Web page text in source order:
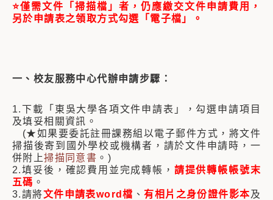
⭐僅需文件「掃描檔」 者，仍應繳交文件申請費用，
另於申請表之領取方式勾選「電子檔」。
一、校友服務中心代辦申請步驟：
1.下載「東吳大學各項文件申請表」，勾選申請項目
及填妥相關資訊。
(★如果要委託註冊課務組以電子郵件方式，將文件
掃描後寄到國外學校或機構者，請於文件申請時，一
併附上掃描同意書 。)
2.填妥後，確認費用並完成轉帳， 請提供轉帳帳號末
五碼 。
3.請將文件申請表word檔 、有相片之身份證件影本及